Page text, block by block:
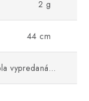
2 g
44 cm
vypredaná…